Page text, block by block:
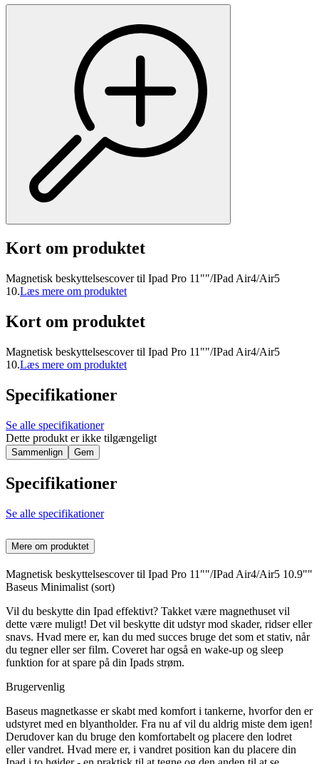
Kort om produktet
Magnetisk beskyttelsescover til Ipad Pro 11""/IPad Air4/Air5
10.Læs mere om produktet
Kort om produktet
Magnetisk beskyttelsescover til Ipad Pro 11""/IPad Air4/Air5
10.Læs mere om produktet
Specifikationer
Se alle specifikationer
Dette produkt er ikke tilgængeligt
Sammenlign Gem
Specifikationer
Se alle specifikationer
Mere om produktet
Magnetisk beskyttelsescover til Ipad Pro 11""/IPad Air4/Air5 10.9""
Baseus Minimalist (sort)
Vil du beskytte din Ipad effektivt? Takket være magnethuset vil
dette være muligt! Det vil beskytte dit udstyr mod skader, ridser eller
snavs. Hvad mere er, kan du med succes bruge det som et stativ, når
du tegner eller ser film. Coveret har også en wake-up og sleep
funktion for at spare på din Ipads strøm.
Brugervenlig
Baseus magnetkasse er skabt med komfort i tankerne, hvorfor den er
udstyret med en blyantholder. Fra nu af vil du aldrig miste dem igen!
Derudover kan du bruge den komfortabelt og placere den lodret
eller vandret. Hvad mere er, i vandret position kan du placere din